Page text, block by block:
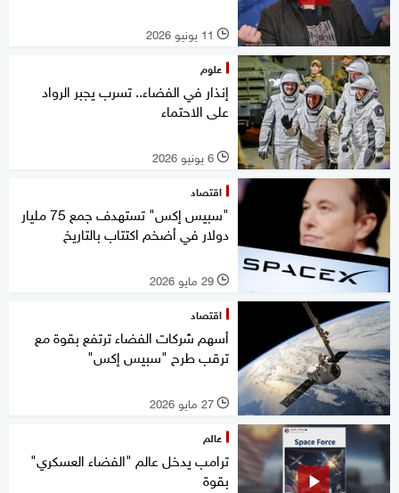
l 11 يونيو 2026
علوم
إنذار في الفضاء.. تسرب يجبر الرواد
على الاحتماء
l 6 يونيو 2026
اقتصاد
"سبيس إكس" تستهدف جمع 75 مليار
دولار في أضخم اكتتاب بالتاريخ
l 29 مايو 2026
اقتصاد
أسهم شركات الفضاء ترتفع بقوة مع
ترقب طرح "سبيس إكس"
l 27 مايو 2026
عالم
ترامب يدخل عالم "الفضاء العسكري"
بقوة